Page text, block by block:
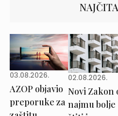
03.08.2026.
AZOP objavio
preporuke za
02.08.2026.
Novi Zakon
najmu bolje